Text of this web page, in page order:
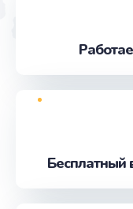
Бесплатный